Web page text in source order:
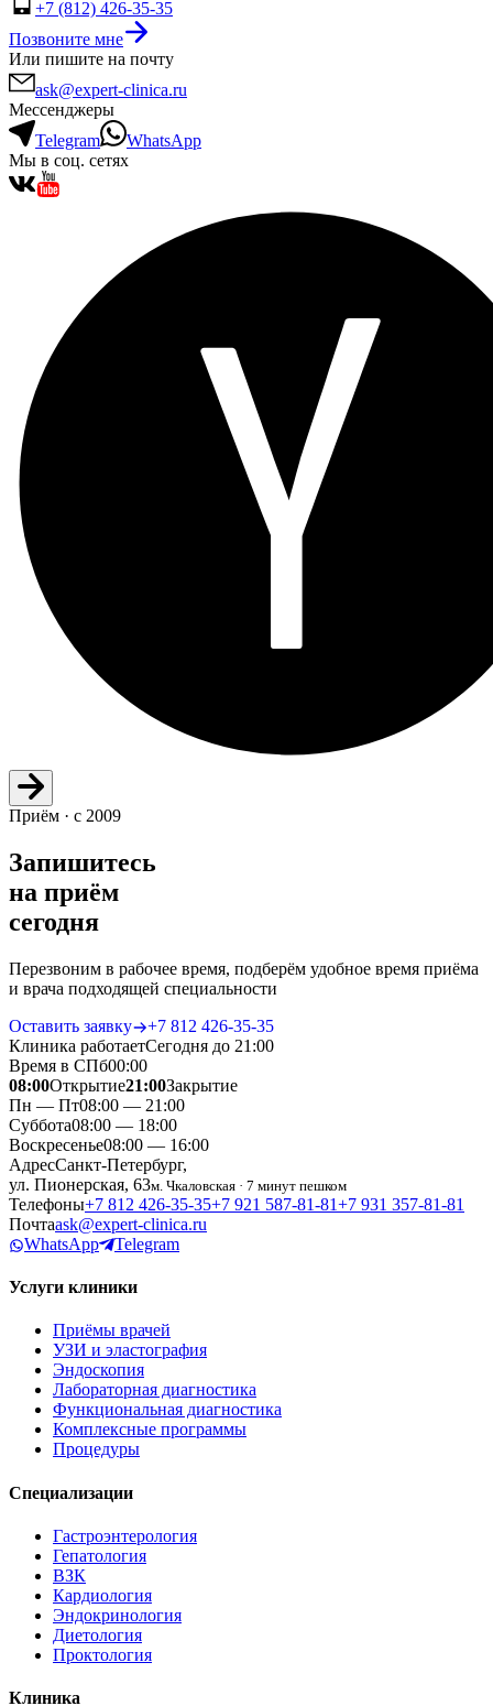
+7 (812) 426-35-35
Позвоните мне
Или пишите на почту
ask@expert-clinica.ru
Мессенджеры
Telegram
WhatsApp
Мы в соц. сетях
Приём · с 2009
Запишитесь
на приём
сегодня
Перезвоним в рабочее время, подберём удобное время приёма
и врача подходящей специальности
Оставить заявку
+7 812 426‑35‑35
Клиника работаетСегодня до 21:00
Время в СПб00:00
08:00Открытие21:00Закрытие
Пн — Пт08:00 — 21:00
Суббота08:00 — 18:00
Воскресенье08:00 — 16:00
АдресСанкт-Петербург,
ул. Пионерская, 63м. Чкаловская · 7 минут пешком
Телефоны+7 812 426‑35‑35+7 921 587‑81‑81+7 931 357‑81‑81
Почтаask@expert-clinica.ru
WhatsApp
Telegram
Услуги клиники
Приёмы врачей
УЗИ и эластография
Эндоскопия
Лабораторная диагностика
Функциональная диагностика
Комплексные программы
Процедуры
Специализации
Гастроэнтерология
Гепатология
ВЗК
Кардиология
Эндокринология
Диетология
Проктология
Клиника